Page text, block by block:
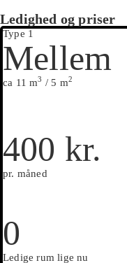
Ledighed og priser
Type 1
Mellem
ca 11 m3 / 5 m2
400 kr.
pr. måned
0
Ledige rum lige nu